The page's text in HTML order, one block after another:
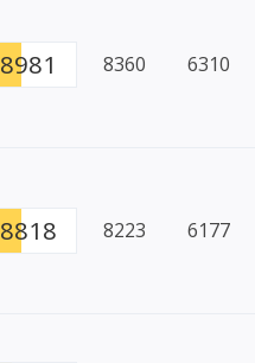
8981 8360 6310
8818 8223 6177